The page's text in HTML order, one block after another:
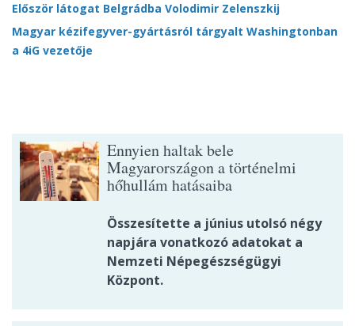
Először látogat Belgrádba Volodimir Zelenszkij
Magyar kézifegyver-gyártásról tárgyalt Washingtonban
a 4iG vezetője
Ennyien haltak bele
Magyarországon a történelmi
hőhullám hatásaiba
Összesítette a június utolsó négy
napjára vonatkozó adatokat a
Nemzeti Népegészségügyi
Központ.